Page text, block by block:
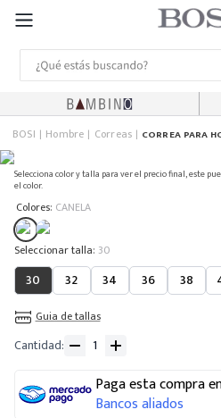
BOSI Hombre Correas CORREA PARA
Selecciona color y talla para ver el precio final, este
el color.
Colores: CANELA
: 30
30 32 34 36 38
Guia de tallas
Cantidad
Paga esta compra
Bancos aliados